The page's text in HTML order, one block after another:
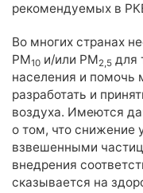
рекомендуемых в
Во многих странах
РМ10 и/или РМ2,5 для
населения и помочь
разработать и
воздуха. Имеются
о том, что снижение
взвешенными
внедрения
сказывается на